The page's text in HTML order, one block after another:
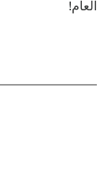
العام!